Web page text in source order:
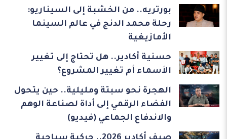
بورتريه.. من الخشبة إلى السيناريو:
رحلة محمد الدنج في عالم السينما
الأمازيغية
حسنية أكادير.. هل تحتاج إلى تغيير
الأسماء أم تغيير المشروع؟
الهجرة نحو سبتة ومليلية.. حين يتحول
الفضاء الرقمي إلى أداة لصناعة الوهم
والاندفاع الجماعي (فيديو)